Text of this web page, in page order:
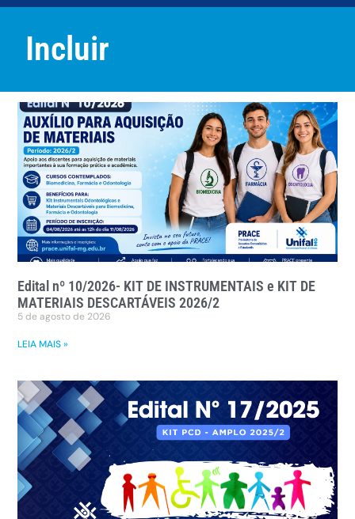
Incluir
Edital nº 10/2026- KIT DE INSTRUMENTAIS e KIT DE
MATERIAIS DESCARTÁVEIS 2026/2
5 de agosto de 2026
LEIA MAIS »